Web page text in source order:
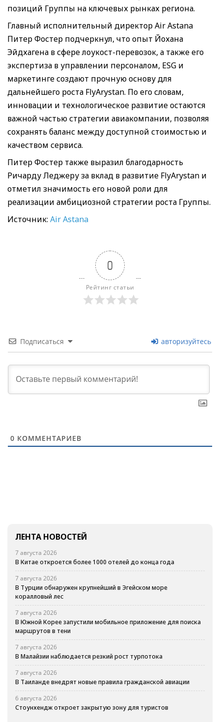
позиций Группы на ключевых рынках региона.
Главный исполнительный директор Air Astana
Питер Фостер подчеркнул, что опыт Йохана
Эйдхагена в сфере лоукост-перевозок, а также его
экспертиза в управлении персоналом, ESG и
маркетинге создают прочную основу для
дальнейшего роста FlyArystan. По его словам,
инновации и технологическое развитие остаются
важной частью стратегии авиакомпании, позволяя
сохранять баланс между доступной стоимостью и
качеством сервиса.
Питер Фостер также выразил благодарность
Ричарду Леджеру за вклад в развитие FlyArystan и
отметил значимость его новой роли для
реализации амбициозной стратегии роста Группы.
Источник: Air Astana
0
Рейтинг статьи
Подписаться авторизуйтесь
0 КОММЕНТАРИЕВ
ЛЕНТА НОВОСТЕЙ
7 августа 2026
В Китае откроется более 1000 отелей до конца года
7 августа 2026
В Турции обнаружен крупнейший в Эгейском море
коралловый лес
7 августа 2026
В Южной Корее запустили мобильное приложение для поиска
маршрутов в тени
7 августа 2026
В Малайзии наблюдается резкий рост турпотока
7 августа 2026
В Таиланде внедрят новые правила гражданской авиации
6 августа 2026
Стоунхендж откроет закрытую зону для туристов